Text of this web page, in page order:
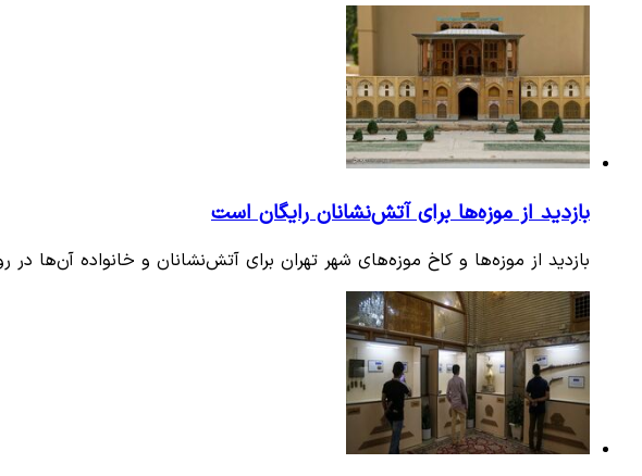
بازدید از موزه‌ها برای آتش‌نشانان رایگان است
بازدید از موزه‌ها و کاخ موزه‌های شهر تهران برای آتش‌نشانان و خانواده آن‌ها در روز جمعه ۳۰ دی‌ماه ۱۴۰۱